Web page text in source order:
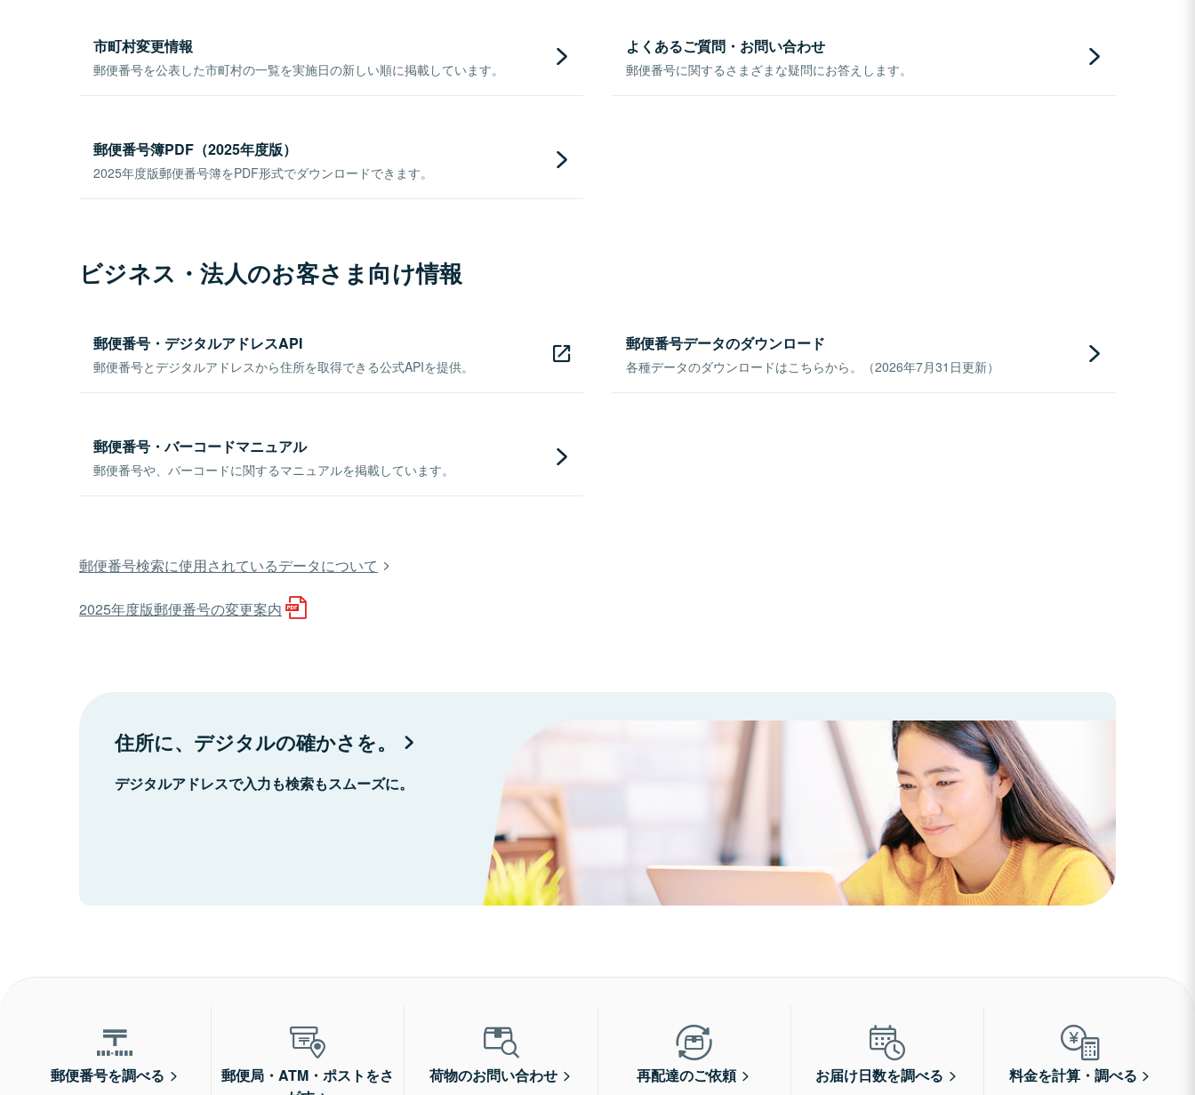
市町村変更情報
郵便番号を公表した市町村の一覧を実施日の新しい順に掲載しています。
よくあるご質問・お問い合わせ
郵便番号に関するさまざまな疑問にお答えします。
郵便番号簿PDF（2025年度版）
2025年度版郵便番号簿をPDF形式でダウンロードできます。
ビジネス・法人のお客さま向け情報
郵便番号・デジタルアドレスAPI
郵便番号とデジタルアドレスから住所を取得できる公式APIを提供。
郵便番号データのダウンロード
各種データのダウンロードはこちらから。（2026年7月31日更新）
郵便番号・バーコードマニュアル
郵便番号や、バーコードに関するマニュアルを掲載しています。
郵便番号検索に使用されているデータについて
2025年度版郵便番号の変更案内
住所に、デジタルの確かさを。
デジタルアドレスで入力も検索もスムーズに。
郵便番号を調べる
郵便局・ATM・ポストをさ
荷物のお問い合わせ 再配達のご依頼 お届け日数を調べる 料金を計算・調べる